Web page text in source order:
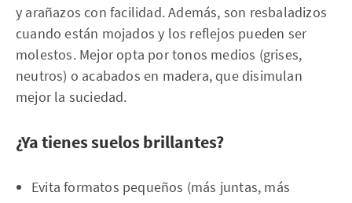
y arañazos con facilidad. Además, son resbaladizos
cuando están mojados y los reflejos pueden ser
molestos. Mejor opta por tonos medios (grises,
neutros) o acabados en madera, que disimulan
mejor la suciedad.
¿Ya tienes suelos brillantes?
Evita formatos pequeños (más juntas, más